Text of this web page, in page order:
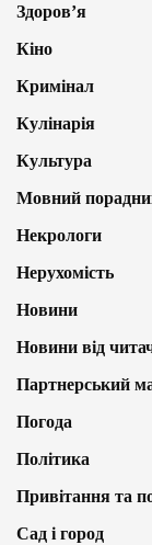
Здоров’я
Кіно
Кримінал
Кулінарія
Культура
Мовний
Некрологи
Нерухомість
Новини
Новини від
Партнерський
Погода
Політика
Привітання та
Сад і город